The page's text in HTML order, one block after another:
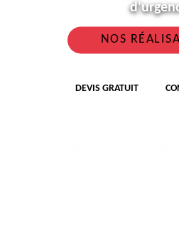
NOS
DEVIS GRATUIT